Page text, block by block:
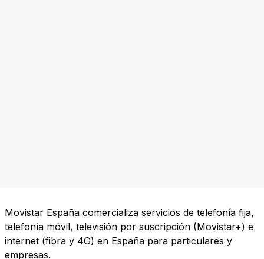
Movistar España comercializa servicios de telefonía fija,
telefonía móvil, televisión por suscripción (Movistar+) e
internet (fibra y 4G) en España para particulares y
empresas.